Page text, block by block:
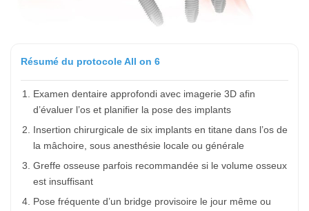
Résumé du protocole All on 6
Examen dentaire approfondi avec imagerie 3D afin
d’évaluer l’os et planifier la pose des implants
Insertion chirurgicale de six implants en titane dans l’os de
la mâchoire, sous anesthésie locale ou générale
Greffe osseuse parfois recommandée si le volume osseux
est insuffisant
Pose fréquente d’un bridge provisoire le jour même ou